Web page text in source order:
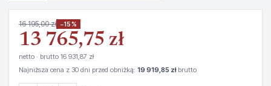
16 195,00 zł −15%
13 765,75 zł
netto · brutto 16 931,87 zł
Najniższa cena z 30 dni przed obniżką: 19 919,85 złbrutto